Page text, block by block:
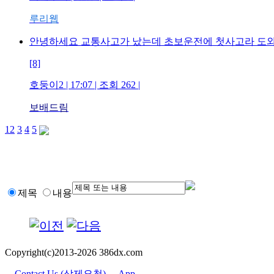
루리웹
안녕하세요 교통사고가 났는데 초보운전에 첫사고라 도
[8]
호둥이2 | 17:07 | 조회 262 |
보배드림
1 2 3 4 5
제목 내용
Copyright(c)2013-2026 386dx.com